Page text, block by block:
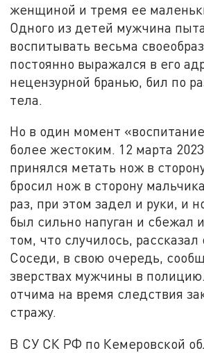
женщиной и тремя ее
Одного из детей мужчина
воспитывать весьма
постоянно выражался в его
нецензурной бранью, бил по
тела.
Но в один момент
более жестоким. 12 марта
принялся метать нож в
бросил нож в сторону
раз, при этом задел и руки, и
был сильно напуган и сбежал
том, что случилось, рассказал
Соседи, в свою очередь,
зверствах мужчины в
отчима на время следствия
стражу.
В СУ СК РФ по Кемеровской